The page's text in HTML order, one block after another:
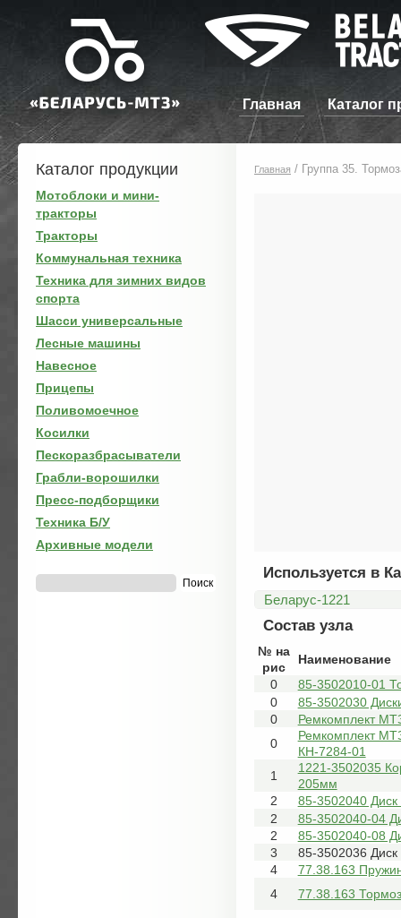
Главная Каталог
Каталог продукции
Мотоблоки и мини-
тракторы
Тракторы
Коммунальная техника
Техника для зимних видов
спорта
Шасси универсальные
Лесные машины
Навесное
Прицепы
Поливомоечное
Косилки
Пескоразбрасыватели
Грабли-ворошилки
Пресс-подборщики
Техника Б/У
Архивные модели
Главная / Группа 35.
Используется в
Беларус-1221
Состав узла
№ на
рис
Наименование
0
85-3502010-01
0
85-3502030
0
Ремкомплект
0
Ремкомплект
КН-7284-01
1
1221-3502035
205мм
2
85-3502040
2
85-3502040-04
2
85-3502040-08
3
85-3502036
4
77.38.163
4
77.38.163